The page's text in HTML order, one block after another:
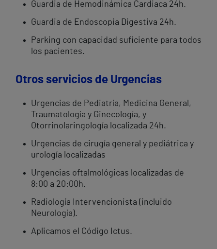
Guardia de Hemodinámica Cardiaca 24h.
Guardia de Endoscopia Digestiva 24h.
Parking con capacidad suficiente para todos
los pacientes.
Otros servicios de Urgencias
Urgencias de Pediatría, Medicina General,
Traumatología y Ginecología, y
Otorrinolaringología localizada 24h.
Urgencias de cirugía general y pediátrica y
urología localizadas
Urgencias oftalmológicas localizadas de
8:00 a 20:00h.
Radiología Intervencionista (incluido
Neurología).
Aplicamos el Código Ictus.